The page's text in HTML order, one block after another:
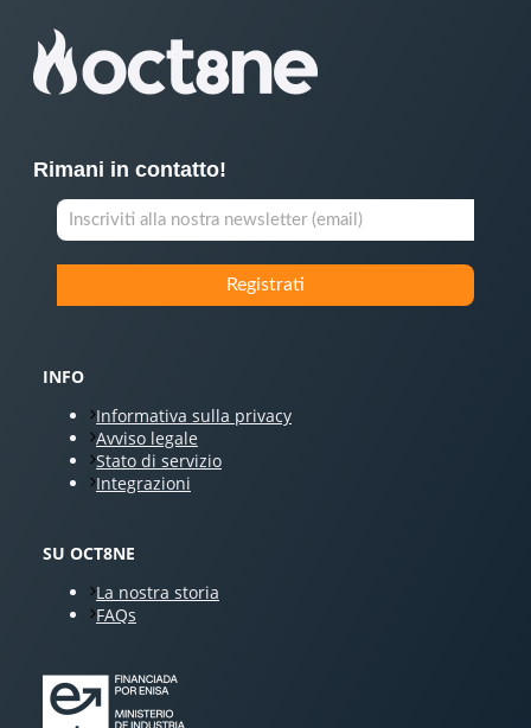
Rimani in contatto!
INFO
Informativa sulla privacy
Avviso legale
Stato di servizio
Integrazioni
SU OCT8NE
La nostra storia
FAQs